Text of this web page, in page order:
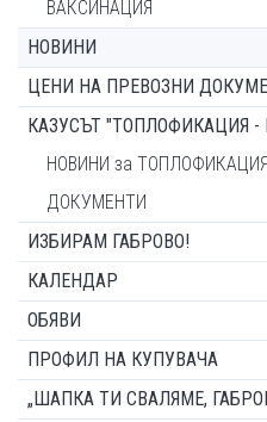
ВАКСИНАЦИЯ
НОВИНИ
ЦЕНИ НА ПРЕВОЗНИ
КАЗУСЪТ "ТОПЛОФИКАЦИЯ -
НОВИНИ за ТОПЛОФИКАЦИЯ
ДОКУМЕНТИ
ИЗБИРАМ ГАБРОВО!
КАЛЕНДАР
ОБЯВИ
ПРОФИЛ НА КУПУВАЧА
„ШАПКА ТИ СВАЛЯМЕ,